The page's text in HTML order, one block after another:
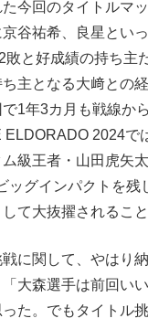
た今回のタイトル
谷祐希、良星とい
敗と好成績の持ち主
主となる大﨑との
1年3カ月も戦線か
ELDORADO 2024で
級王者・山田虎矢
ッグインパクトを残
て大抜擢されること
に関して、やはり
大森選手は前回い
た。でもタイトル